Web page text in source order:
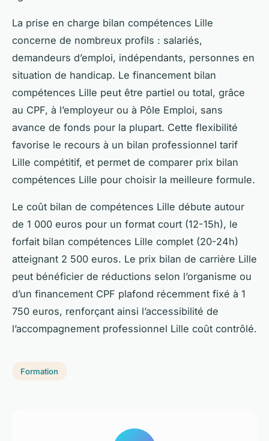
La prise en charge bilan compétences Lille
concerne de nombreux profils : salariés,
demandeurs d’emploi, indépendants, personnes en
situation de handicap. Le financement bilan
compétences Lille peut être partiel ou total, grâce
au CPF, à l’employeur ou à Pôle Emploi, sans
avance de fonds pour la plupart. Cette flexibilité
favorise le recours à un bilan professionnel tarif
Lille compétitif, et permet de comparer prix bilan
compétences Lille pour choisir la meilleure formule.
Le coût bilan de compétences Lille débute autour
de 1 000 euros pour un format court (12-15h), le
forfait bilan compétences Lille complet (20-24h)
atteignant 2 500 euros. Le prix bilan de carrière Lille
peut bénéficier de réductions selon l’organisme ou
d’un financement CPF plafond récemment fixé à 1
750 euros, renforçant ainsi l’accessibilité de
l’accompagnement professionnel Lille coût contrôlé.
Formation